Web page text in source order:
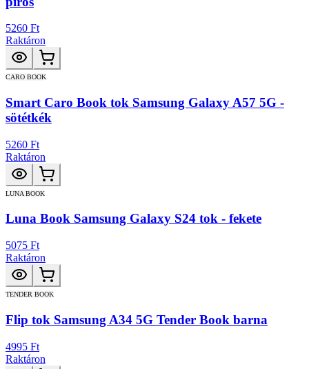
5260 Ft
Raktáron
CARO BOOK
Smart Caro Book tok Samsung Galaxy A57 5G -
sötétkék
5260 Ft
Raktáron
LUNA BOOK
Luna Book Samsung Galaxy S24 tok - fekete
5075 Ft
Raktáron
TENDER BOOK
Flip tok Samsung A34 5G Tender Book barna
4995 Ft
Raktáron